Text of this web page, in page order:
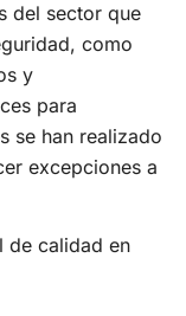
del sector que
como
y
para
se han realizado
excepciones a
de calidad en